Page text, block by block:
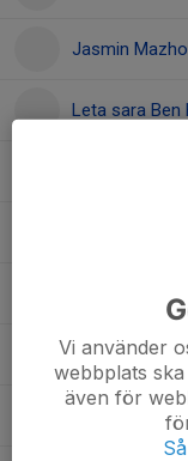
Jasmin
Leta sara Ben
Nhmya Jafer
Salma Saidali
Selma
Vi använder
webbplats
även för